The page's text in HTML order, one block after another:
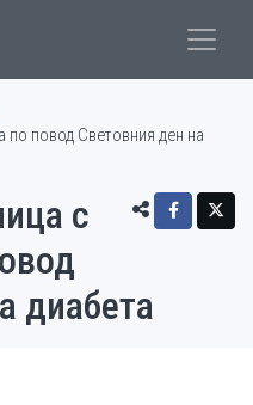
по повод Световния ден на
с
диабета